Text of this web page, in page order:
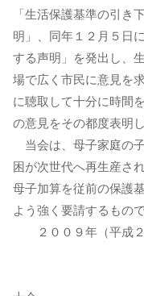
「生活保護基準の引き
明」、同年１２月５日
する声明」を発出し、
場で広く市民に意見を
に聴取して十分に時間
の意見をその都度表明
当会は、母子家庭の
困が次世代へ再生産さ
母子加算を従前の保護
よう強く要請するもので
２００９年（平成２
福